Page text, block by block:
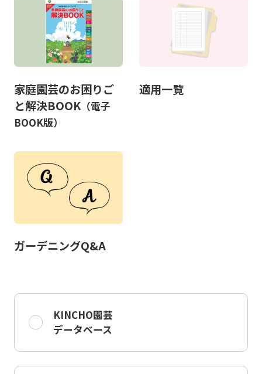
家庭園芸のお困りご
と解決BOOK（電子
BOOK版）
適用一覧
ガーデニングQ&A
KINCHO園芸
データベース